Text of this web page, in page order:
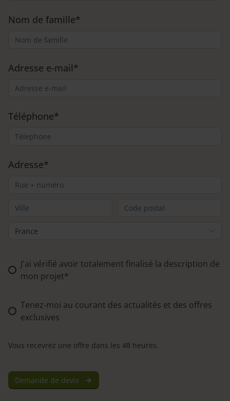
Nom de famille*
Adresse e-mail*
Téléphone*
Adresse*
Address
Code
Additional
Options*
J'ai vérifié avoir totalement finalisé la description de
mon projet*
Newsletter
Tenez-moi au courant des actualités et des offres
exclusives
Vous recevrez une offre dans les 48 heures.
Demande de devis